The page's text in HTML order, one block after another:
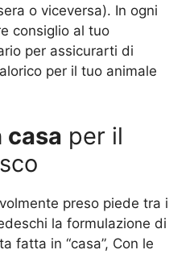
o viceversa). In ogni
consiglio al tuo
per assicurarti di
per il tuo animale
casa per il
preso piede tra i
la formulazione di
fatta in “casa”, Con le